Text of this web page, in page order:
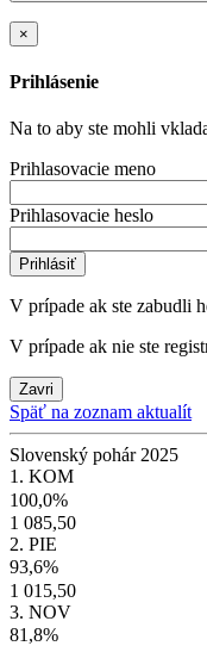
×
Prihlásenie
Na to aby ste mohli
Prihlasovacie meno
Prihlasovacie heslo
Prihlásiť
V prípade ak ste zabudli
V prípade ak nie ste
Zavri
Späť na zoznam aktualít
Slovenský pohár 2025
1. KOM
100,0%
1 085,50
2. PIE
93,6%
1 015,50
3. NOV
81,8%